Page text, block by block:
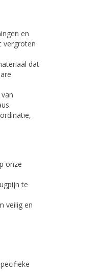
en
vergroten
dat
onze
te
veilig en